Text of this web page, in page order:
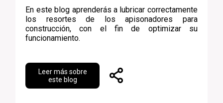
En este blog aprenderás a lubricar correctamente
los resortes de los apisonadores para
construcción, con el fin de optimizar su
funcionamiento.
Leer más sobre
este blog